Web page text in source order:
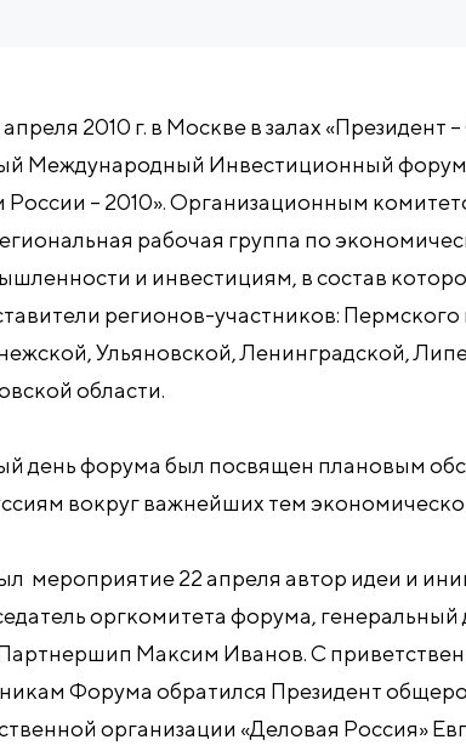
2010 г. в Москве в залах «Президент
Международный Инвестиционный
России – 2010». Организационным
рабочая группа по
и инвестициям, в состав
регионов-участников: Пермского
Ульяновской, Ленинградской,
области.
день форума был посвящен плановым
вокруг важнейших тем
мероприятие 22 апреля автор идеи и
оргкомитета форума,
Максим Иванов. С
Форума обратился Президент
организации «Деловая Россия»